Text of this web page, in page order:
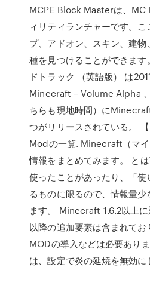
MCPE Block Masterは、MC
ィリティランチャーです。
プ、アドオン、スキン、建
種を見つけることができま
ドトラック （英語版） は
Minecraft – Volume Alpha
ちらも現地時間）に
つがリリースされている。
Modの一覧. Minecraft（マ
情報をまとめてみます。 と
使ったことがあったり、「
るものに限るので、情報量
ます。 Minecraft 1.6.2以上
以降の追加要素は含まれてお
MODの導入などは必要あり
は、設定で炎の延焼を無効に